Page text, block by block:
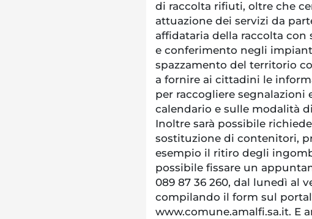
di raccolta rifiuti, oltre che
attuazione dei servizi da
affidataria della raccolta con
e conferimento negli
spazzamento del territorio
a fornire ai cittadini le
per raccogliere segnalazioni
calendario e sulle modalità
Inoltre sarà possibile
sostituzione di contenitori,
esempio il ritiro degli
possibile fissare un
089 87 36 260, dal lunedì al
compilando il form sul
www.comune.amalfi.sa.it. E